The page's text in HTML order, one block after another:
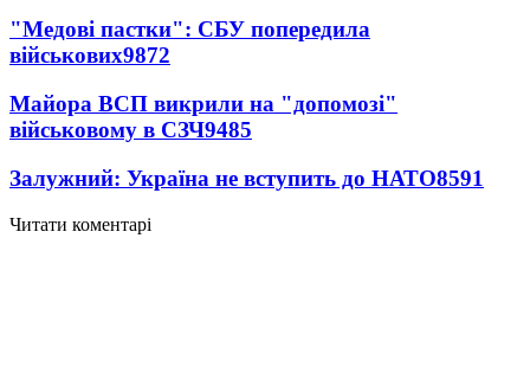
"Медові пастки": СБУ попередила
військових9872
Майора ВСП викрили на "допомозі"
військовому в СЗЧ9485
Залужний: Україна не вступить до НАТО8591
Читати коментарі